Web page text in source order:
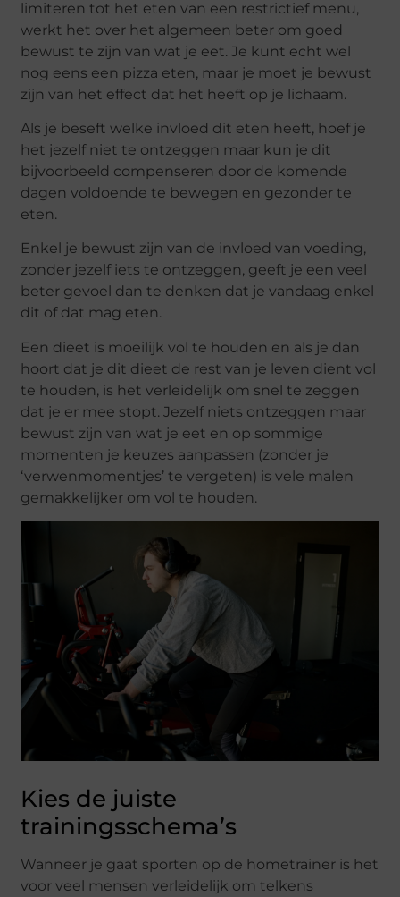
limiteren tot het eten van een restrictief menu,
werkt het over het algemeen beter om goed
bewust te zijn van wat je eet. Je kunt echt wel
nog eens een pizza eten, maar je moet je bewust
zijn van het effect dat het heeft op je lichaam.
Als je beseft welke invloed dit eten heeft, hoef je
het jezelf niet te ontzeggen maar kun je dit
bijvoorbeeld compenseren door de komende
dagen voldoende te bewegen en gezonder te
eten.
Enkel je bewust zijn van de invloed van voeding,
zonder jezelf iets te ontzeggen, geeft je een veel
beter gevoel dan te denken dat je vandaag enkel
dit of dat mag eten.
Een dieet is moeilijk vol te houden en als je dan
hoort dat je dit dieet de rest van je leven dient vol
te houden, is het verleidelijk om snel te zeggen
dat je er mee stopt. Jezelf niets ontzeggen maar
bewust zijn van wat je eet en op sommige
momenten je keuzes aanpassen (zonder je
‘verwenmomentjes’ te vergeten) is vele malen
gemakkelijker om vol te houden.
Kies de juiste
trainingsschema’s
Wanneer je gaat sporten op de hometrainer is het
voor veel mensen verleidelijk om telkens